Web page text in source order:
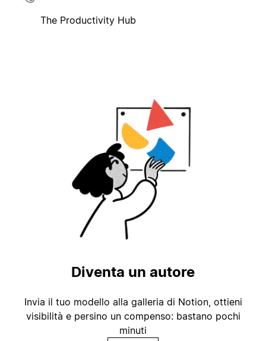
The Productivity Hub
Diventa un autore
Invia il tuo modello alla galleria di Notion, ottieni
visibilità e persino un compenso: bastano pochi
minuti